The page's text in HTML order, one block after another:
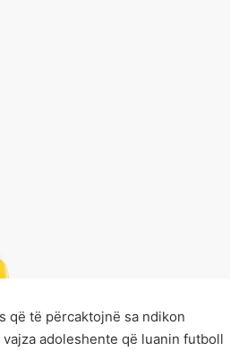
që të përcaktojnë sa ndikon
adoleshente që luanin futboll